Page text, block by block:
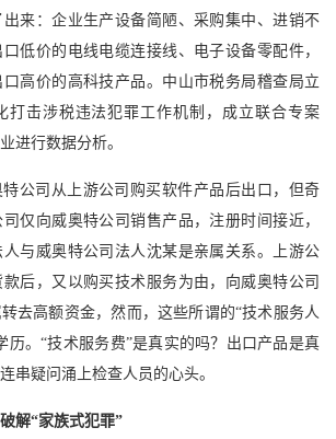
来：企业生产设备简陋、采购集中、进销不
低价的电线电缆连接线、电子设备零配件，
高价的高科技产品。中山市税务局稽查局立
打击涉税违法犯罪工作机制，成立联合专案
进行数据分析。
公司从上游公司购买软件产品后出口，但奇
仅向威奥特公司销售产品，注册时间接近，
与威奥特公司法人沈某是亲属关系。上游公
后，又以购买技术服务为由，向威奥特公司
去高额资金，然而，这些所谓的“技术服务人
历。“技术服务费”是真实的吗？出口产品是真
串疑问涌上检查人员的心头。
解“家族式犯罪”